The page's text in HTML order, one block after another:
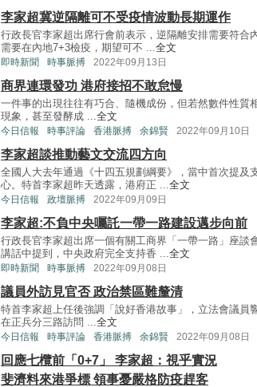
李家超冀逆隔離可不受疫情波動長期運作
行政長官李家超出席行會前表示，逆隔離安排需要符合
需要在內地7+3檢疫，期望可不 ...全文
即時新聞 時事脈搏 2022年09月13日
商界連環發功 港府接招不敢怠慢
一件事的出現往往有巧合、隨機成份，但若然數件性質
現象，甚至發酵成 ...全文
今日信報 時事評論 香港脈搏 余錦賢 2022年09月10日
李家超談推動藝文交流四方向
全國人大去年通過《十四五規劃綱要》，當中首次提及
心。特首李家超昨天透露，港府正 ...全文
今日信報 政壇脈搏 2022年09月09日
李家超:不負中央囑託一帶一路建設邁步向前
行政長官李家超出席一個有關工商界「一帶一路」座談
講話中提到，中央政府完全支持香 ...全文
即時新聞 時事脈搏 2022年09月08日
議員外訪見官否 政治禁區難釐清
特首李家超上任後強調「說好香港故事」，立法會議
在正兵分三路訪問 ...全文
今日信報 時事評論 香港脈搏 余錦賢 2022年09月08日
回應七欖前「0+7」 李家超：視乎實況
斐濟料來港爭標 領事憂嚴格防疫趕客